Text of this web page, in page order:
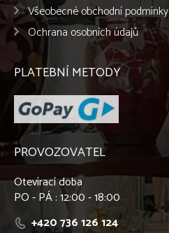
Všeobecné obchodní podmínky
Ochrana osobních údajů
PLATEBNÍ METODY
PROVOZOVATEL
Otevírací doba
PO - PÁ : 12:00 - 18:00
+420 736 126 124